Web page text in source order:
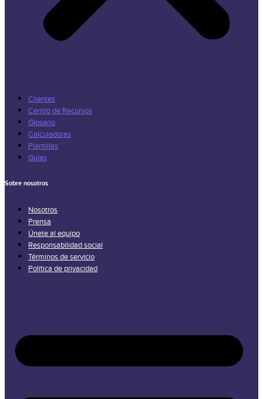
Clientes
Centro de Recursos
Glosario
Calculadoras
Plantillas
Guías
Sobre nosotros
Nosotros
Prensa
Únete al equipo
Responsabilidad social
Términos de servicio
Política de privacidad